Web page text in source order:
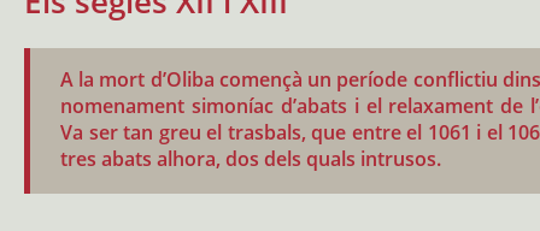
A la mort d’Oliba començà un període conflictiu
nomenament simoníac d’abats i el relaxament de
Va ser tan greu el trasbals, que entre el 1061 i el
tres abats alhora, dos dels quals intrusos.